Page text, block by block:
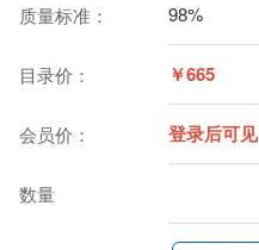
质量标准： 98%
目录价： ￥665
会员价： 登录后可见
数量